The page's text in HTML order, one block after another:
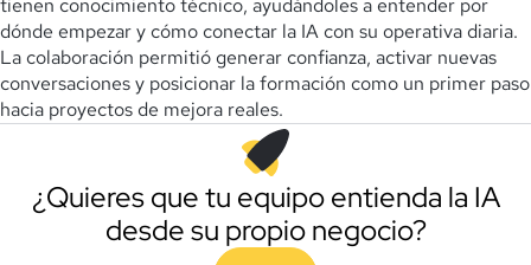
tienen conocimiento técnico, ayudándoles a entender por
dónde empezar y cómo conectar la IA con su operativa diaria.
La colaboración permitió generar confianza, activar nuevas
conversaciones y posicionar la formación como un primer paso
hacia proyectos de mejora reales.
¿Quieres que tu equipo entienda la IA
desde su propio negocio?